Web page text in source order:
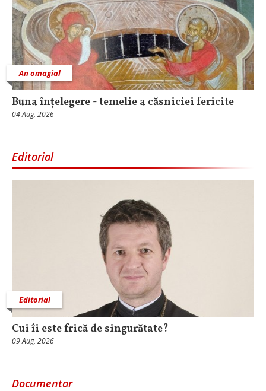
An omagial
Buna înțelegere - temelie a căsniciei fericite
04 Aug, 2026
Editorial
Editorial
Cui îi este frică de singurătate?
09 Aug, 2026
Documentar